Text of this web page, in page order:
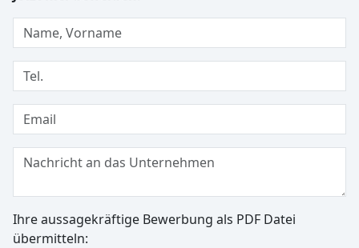
Ihre aussagekräftige Bewerbung als PDF Datei
übermitteln: